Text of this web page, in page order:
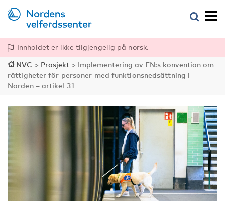
Innholdet er ikke tilgjengelig på norsk.
NVC > Prosjekt > Implementering av FN:s konvention om
rättigheter för personer med funktionsnedsättning i
Norden – artikel 31